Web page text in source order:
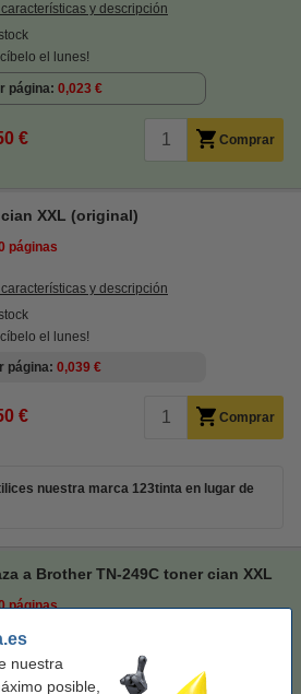
nuestra
posible,
y descripción
el lunes!
página 0,023 €
€ Comprar
XXL (original)
páginas
y descripción
el lunes!
página 0,039 €
€ Comprar
nuestra marca 123tinta en lugar de
a Brother TN-249C toner cian XXL
páginas
y descripción
un40,6%
en costes de impresión!